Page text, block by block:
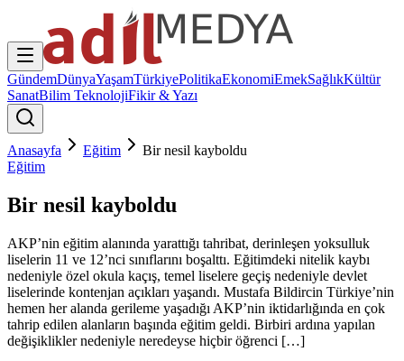
GündemDünyaYaşamTürkiyePolitikaEkonomiEmekSağlıkKültür
SanatBilim TeknolojiFikir & Yazı
Anasayfa Eğitim
Bir nesil kayboldu
Eğitim
Bir nesil kayboldu
AKP’nin eğitim alanında yarattığı tahribat, derinleşen yoksulluk
liselerin 11 ve 12’nci sınıflarını boşalttı. Eğitimdeki nitelik kaybı
nedeniyle özel okula kaçış, temel liselere geçiş nedeniyle devlet
liselerinde kontenjan açıkları yaşandı. Mustafa Bildircin Türkiye’nin
hemen her alanda gerileme yaşadığı AKP’nin iktidarlığında en çok
tahrip edilen alanların başında eğitim geldi. Birbiri ardına yapılan
değişiklikler nedeniyle neredeyse hiçbir öğrenci […]